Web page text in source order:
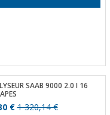
SAAB 9000 2.0 I 16
€1 320,14 €